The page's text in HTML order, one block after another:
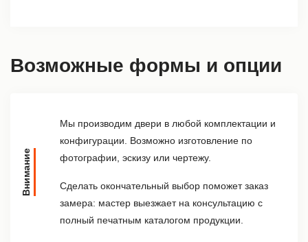
Возможные формы и опции
Внимание
Мы производим двери в любой комплектации и
конфигурации. Возможно изготовление по
фотографии, эскизу или чертежу.
Сделать окончательный выбор поможет заказ
замера: мастер выезжает на консультацию с
полный печатным каталогом продукции.